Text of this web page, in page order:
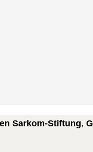
Sarkom-Stiftung,